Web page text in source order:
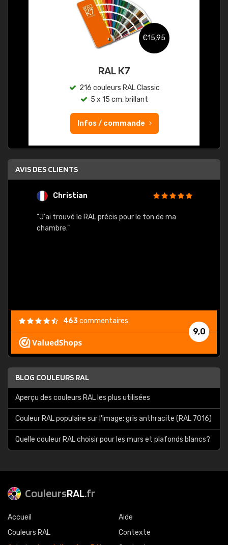
€15,95
RAL K7
216 couleurs RAL Classic
5 x 15 cm, brillant
Infos / commande
AVIS DES CLIENTS
Christian
"J'ai trouvé le RAL précis pour le ton de ma
chambre."
9,0
463commentaires
BLOG COULEURS RAL
Aperçu des couleurs RAL les plus utilisées
Couleur RAL populaire sur l'image: gris anthracite (RAL 7016)
Quelle couleur RAL choisir pour les murs et plafonds blancs?
CouleursRAL.fr
Accueil
Couleurs RAL
Aide
Contexte